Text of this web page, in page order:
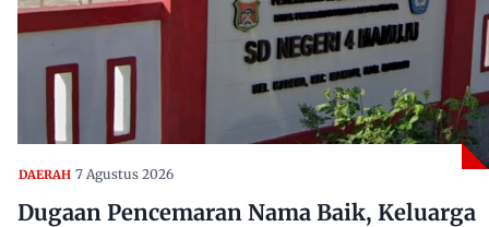
DAERAH 7 Agustus 2026
Dugaan Pencemaran Nama Baik, Keluarga